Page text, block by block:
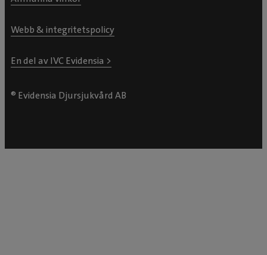
Webb & integritetspolicy
En del av IVC Evidensia >
® Evidensia Djursjukvård AB